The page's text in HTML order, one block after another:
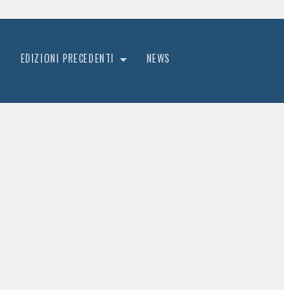
EDIZIONI PRECEDENTI NEWS